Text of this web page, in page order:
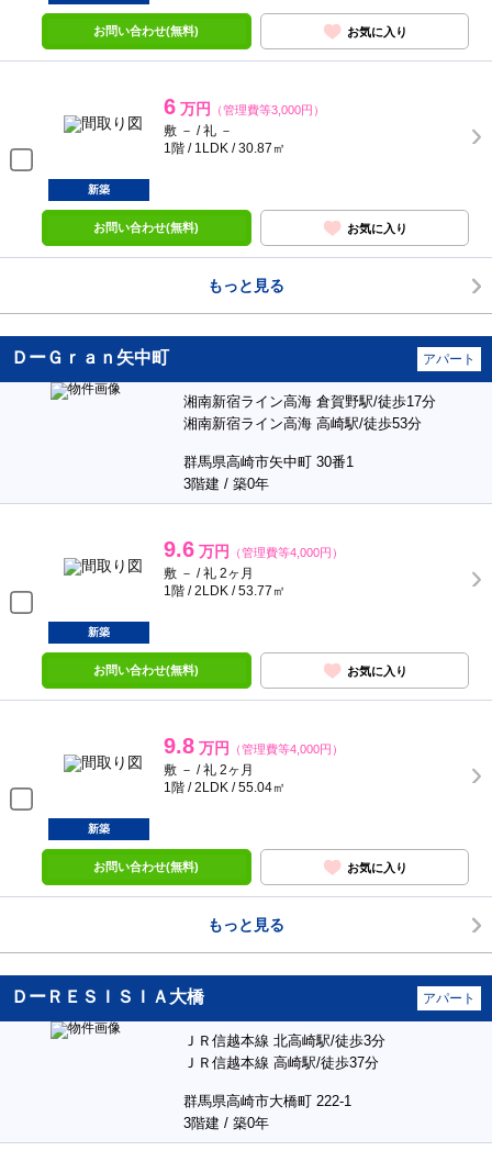
お問い合わせ(無料) お気に入り
6 万円 （管理費等3,000円）
敷 － / 礼 －
1階 / 1LDK / 30.87㎡
新築
お問い合わせ(無料) お気に入り
もっと見る
ＤーＧｒａｎ矢中町 アパート
湘南新宿ライン高海 倉賀野駅/徒歩17分
湘南新宿ライン高海 高崎駅/徒歩53分
群馬県高崎市矢中町 30番1
3階建 / 築0年
9.6 万円 （管理費等4,000円）
敷 － / 礼 2ヶ月
1階 / 2LDK / 53.77㎡
新築
お問い合わせ(無料) お気に入り
9.8 万円 （管理費等4,000円）
敷 － / 礼 2ヶ月
1階 / 2LDK / 55.04㎡
新築
お問い合わせ(無料) お気に入り
もっと見る
ＤーＲＥＳＩＳＩＡ大橋 アパート
ＪＲ信越本線 北高崎駅/徒歩3分
ＪＲ信越本線 高崎駅/徒歩37分
群馬県高崎市大橋町 222-1
3階建 / 築0年